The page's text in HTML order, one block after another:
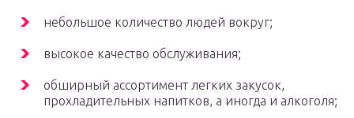
небольшое количество людей вокруг;
высокое качество обслуживания;
обширный ассортимент легких закусок,
прохладительных напитков, а иногда и алкоголя;